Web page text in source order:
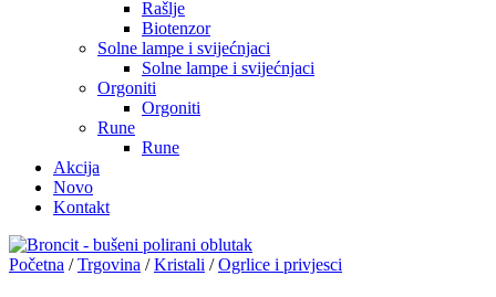
Rašlje
Biotenzor
Solne lampe i svijećnjaci
Solne lampe i svijećnjaci
Orgoniti
Orgoniti
Rune
Rune
Akcija
Novo
Kontakt
Početna / Trgovina / Kristali / Ogrlice i privjesci